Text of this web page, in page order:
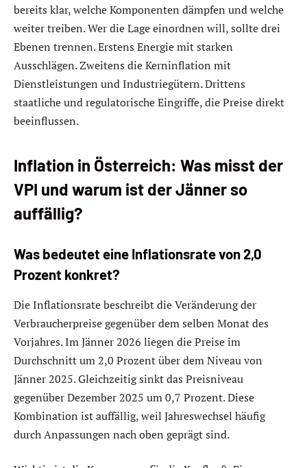
bereits klar, welche Komponenten dämpfen und welche
weiter treiben. Wer die Lage einordnen will, sollte drei
Ebenen trennen. Erstens Energie mit starken
Ausschlägen. Zweitens die Kerninflation mit
Dienstleistungen und Industriegütern. Drittens
staatliche und regulatorische Eingriffe, die Preise direkt
beeinflussen.
Inflation in Österreich: Was misst der
VPI und warum ist der Jänner so
auffällig?
Was bedeutet eine Inflationsrate von 2,0
Prozent konkret?
Die Inflationsrate beschreibt die Veränderung der
Verbraucherpreise gegenüber dem selben Monat des
Vorjahres. Im Jänner 2026 liegen die Preise im
Durchschnitt um 2,0 Prozent über dem Niveau von
Jänner 2025. Gleichzeitig sinkt das Preisniveau
gegenüber Dezember 2025 um 0,7 Prozent. Diese
Kombination ist auffällig, weil Jahreswechsel häufig
durch Anpassungen nach oben geprägt sind.